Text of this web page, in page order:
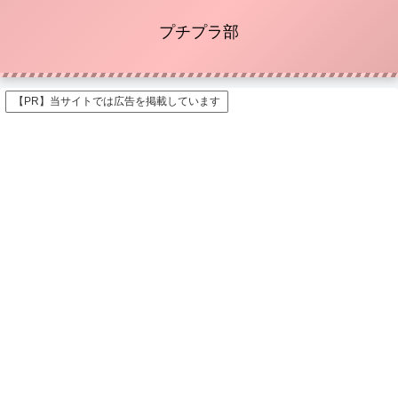
プチプラ部
【PR】当サイトでは広告を掲載しています